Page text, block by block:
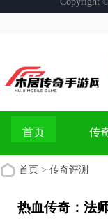
首页 传
首页 > 传奇评测
热血传奇：法